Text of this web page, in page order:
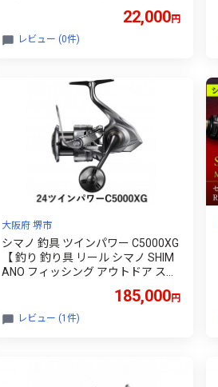
22,000円
レビュー (0件)
大阪府 堺市
シマノ 釣具 ツインパワー C5000XG
【 釣り 釣り具 リール シマノ SHIM
ANO フィッシング アウトドア スポ
185,000円
レビュー (1件)